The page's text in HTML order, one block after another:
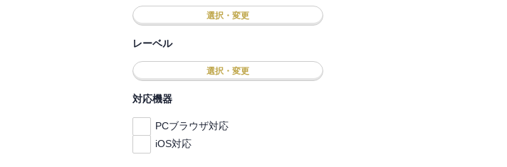
選択・変更
レーベル
選択・変更
対応機器
PCブラウザ対応
iOS対応